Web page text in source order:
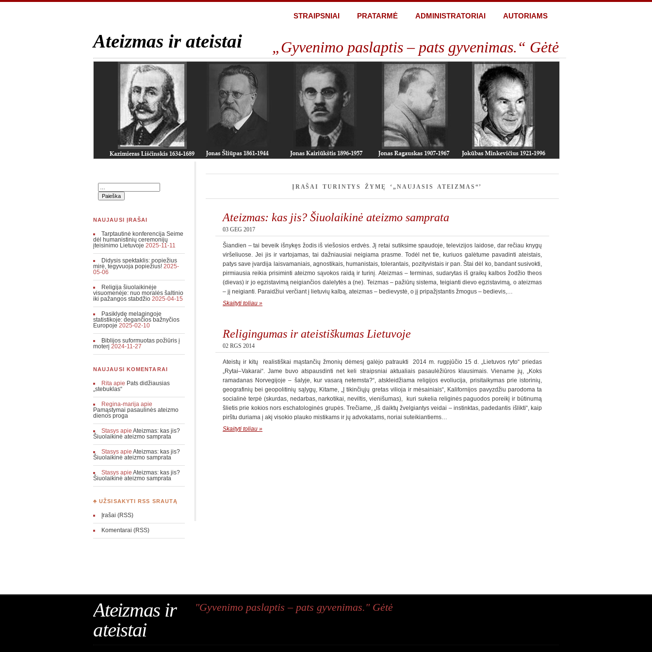
STRAIPSNIAI PRATARMĖ ADMINISTRATORIAI AUTORIAMS
Ateizmas ir ateistai „Gyvenimo paslaptis – pats gyvenimas.“ Gėtė
ĮRAŠAI TURINTYS ŽYMĘ ‘„NAUJASIS ATEIZMAS“’
Ateizmas: kas jis? Šiuolaikinė ateizmo samprata
03 GEG 2017
Šiandien – tai beveik išnykęs žodis iš viešosios erdvės. Jį retai sutiksime spaudoje, televizijos laidose, dar rečiau knygų
viršeliuose. Jei jis ir vartojamas, tai dažniausiai neigiama prasme. Todėl net tie, kuriuos galėtume pavadinti ateistais,
patys save įvardija laisvamaniais, agnostikais, humanistais, tolerantais, pozityvistais ir pan. Štai dėl ko, bandant susivokti,
pirmiausia reikia prisiminti ateizmo sąvokos raidą ir turinį. Ateizmas – terminas, sudarytas iš graikų kalbos žodžio theos
(dievas) ir jo egzistavimą neigiančios dalelytės a (ne). Teizmas – pažiūrų sistema, teigianti dievo egzistavimą, o ateizmas
– jį neigianti. Paraidžiui verčiant į lietuvių kalbą, ateizmas – bedievystė, o jį pripažįstantis žmogus – bedievis,…
Skaityti toliau »
Religingumas ir ateistiškumas Lietuvoje
02 RGS 2014
Ateistų ir kitų realistiškai mąstančių žmonių dėmesį galėjo patraukti 2014 m. rugpjūčio 15 d. „Lietuvos ryto“ priedas
„Rytai–Vakarai“. Jame buvo atspausdinti net keli straipsniai aktualiais pasaulėžiūros klausimais. Viename jų, „Koks
ramadanas Norvegijoje – šalyje, kur vasarą netemsta?“, atskleidžiama religijos evoliucija, prisitaikymas prie istorinių,
geografinių bei geopolitinių sąlygų, Kitame, „Į tikinčiųjų gretas vilioja ir mėsainiais“, Kalifornijos pavyzdžiu parodoma ta
socialinė terpė (skurdas, nedarbas, narkotikai, neviltis, vienišumas), kuri sukelia religinės paguodos poreikį ir būtinumą
šlietis prie kokios nors eschatologinės grupės. Trečiame, „Iš daiktų žvelgiantys veidai – instinktas, padedantis išlikti“, kaip
pirštu duriama į akį visokio plauko mistikams ir jų advokatams, noriai suteikiantiems…
Skaityti toliau »
NAUJAUSI ĮRAŠAI
Tarptautinė konferencija Seime
dėl humanistinių ceremonijų
įteisinimo Lietuvoje 2025-11-11
Didysis spektaklis: popiežius
mirė, tegyvuoja popiežius! 2025-
05-06
Religija šiuolaikinėje
visuomenėje: nuo moralės šaltinio
iki pažangos stabdžio 2025-04-15
Pasiklydę melagingoje
statistikoje: degančios bažnyčios
Europoje 2025-02-10
Biblijos suformuotas požiūris į
moterį 2024-11-27
NAUJAUSI KOMENTARAI
Rita apie Pats didžiausias
„stebuklas“
Regina-marija apie
Pamąstymai pasaulinės ateizmo
dienos proga
Stasys apieAteizmas: kas jis?
Šiuolaikinė ateizmo samprata
Stasys apieAteizmas: kas jis?
Šiuolaikinė ateizmo samprata
Stasys apieAteizmas: kas jis?
Šiuolaikinė ateizmo samprata
♣ UŽSISAKYTI RSS SRAUTĄ
Įrašai (RSS)
Komentarai (RSS)
Ateizmas ir
ateistai
"Gyvenimo paslaptis – pats gyvenimas." Gėtė